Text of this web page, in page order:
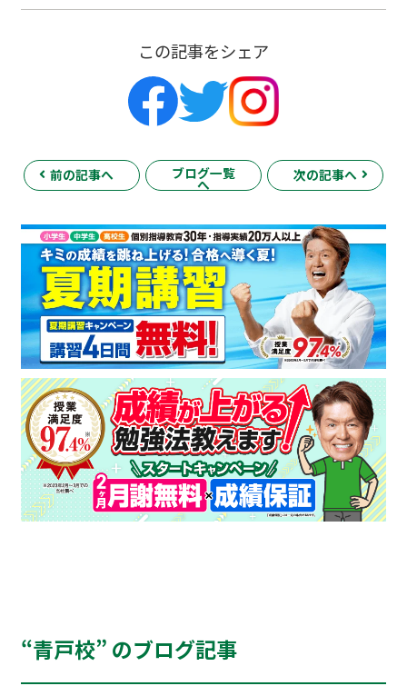
この記事をシェア
前の記事へ ブログ一覧
へ
次の記事へ
“青戸校” のブログ記事